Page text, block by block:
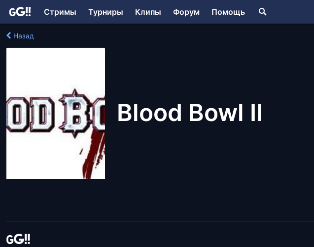
Стримы Турниры Клипы Форум Помощь
Назад
Blood Bowl II